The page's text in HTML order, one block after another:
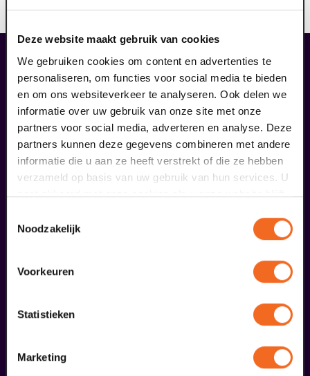
Deze website maakt gebruik van cookies
We gebruiken cookies om content en advertenties te
personaliseren, om functies voor social media te bieden
en om ons websiteverkeer te analyseren. Ook delen we
informatie over uw gebruik van onze site met onze
partners voor social media, adverteren en analyse. Deze
partners kunnen deze gegevens combineren met andere
informatie die u aan ze heeft verstrekt of die ze hebben
verzameld op basis van uw gebruik van hun services. U
gaat akkoord met onze cookies als u onze website blijft
Noodzakelijk
Voorkeuren
Statistieken
Marketing
Bij deze voorstelling is geen enkele korting geldig.
liefhebbers bestelden ook...
09
september
24